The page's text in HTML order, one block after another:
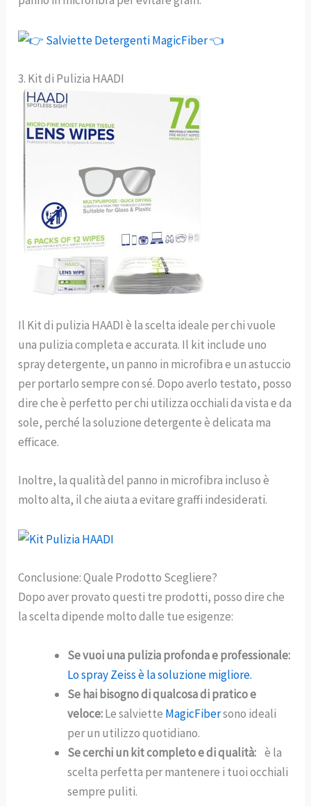
3. Kit di Pulizia HAADI
Il Kit di pulizia HAADI è la scelta ideale per chi vuole
una pulizia completa e accurata. Il kit include uno
spray detergente, un panno in microfibra e un astuccio
per portarlo sempre con sé. Dopo averlo testato, posso
dire che è perfetto per chi utilizza occhiali da vista e da
sole, perché la soluzione detergente è delicata ma
efficace.
Inoltre, la qualità del panno in microfibra incluso è
molto alta, il che aiuta a evitare graffi indesiderati.
Conclusione: Quale Prodotto Scegliere?
Dopo aver provato questi tre prodotti, posso dire che
la scelta dipende molto dalle tue esigenze:
Se vuoi una pulizia profonda e professionale:
Lo spray Zeiss è la soluzione migliore.
Se hai bisogno di qualcosa di pratico e
veloce:Le salviette MagicFibersono ideali
per un utilizzo quotidiano.
Se cerchi un kit completo e di qualità: è la
scelta perfetta per mantenere i tuoi occhiali
sempre puliti.